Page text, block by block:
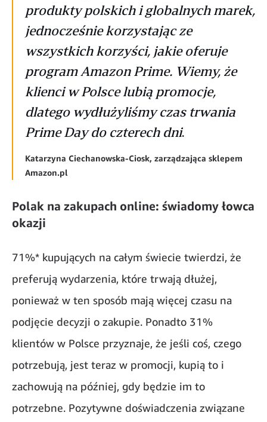
produkty polskich i globalnych marek,
jednocześnie korzystając ze
wszystkich korzyści, jakie oferuje
program Amazon Prime. Wiemy, że
klienci w Polsce lubią promocje,
dlatego wydłużyliśmy czas trwania
Prime Day do czterech dni.
Katarzyna Ciechanowska-Ciosk, zarządzająca sklepem
Amazon.pl
Polak na zakupach online: świadomy łowca
okazji
71%* kupujących na całym świecie twierdzi, że
preferują wydarzenia, które trwają dłużej,
ponieważ w ten sposób mają więcej czasu na
podjęcie decyzji o zakupie. Ponadto 31%
klientów w Polsce przyznaje, że jeśli coś, czego
potrzebują, jest teraz w promocji, kupią to i
zachowują na później, gdy będzie im to
potrzebne. Pozytywne doświadczenia związane